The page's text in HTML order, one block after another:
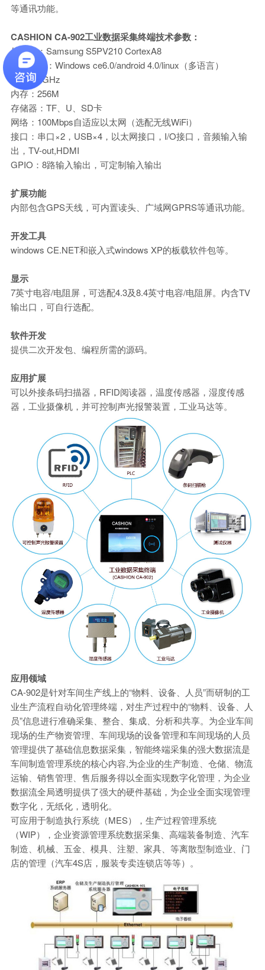
等通讯功能。
CASHION CA-902工业数据采集终端技术参数：
处理器：Samsung S5PV210 CortexA8
操作系统：Windows ce6.0/android 4.0/linux（多语言）
主频：1GHz
内存：256M
存储器：TF、U、SD卡
网络：100Mbps自适应以太网（选配无线WiFi）
接口：串口×2，USB×4，以太网接口，I/O接口，音频输入输
出，TV-out,HDMI
GPIO：8路输入输出，可定制输入输出
扩展功能
内部包含GPS天线，可内置读头、广域网GPRS等通讯功能。
开发工具
windows CE.NET和嵌入式windows XP的板载软件包等。
显示
7英寸电容/电阻屏，可选配4.3及8.4英寸电容/电阻屏。内含TV
输出口，可自行选配。
软件开发
提供二次开发包、编程所需的源码。
应用扩展
可以外接条码扫描器，RFID阅读器，温度传感器，湿度传感
器，工业摄像机，并可控制声光报警装置，工业马达等。
应用领域
CA-902是针对车间生产线上的“物料、设备、人员”而研制的工
业生产流程自动化管理终端，对生产过程中的“物料、设备、人
员”信息进行准确采集、整合、集成、分析和共享。为企业车间
现场的生产物资管理、车间现场的设备管理和车间现场的人员
管理提供了基础信息数据采集，智能终端采集的强大数据流是
车间制造管理系统的核心内容,为企业的生产制造、仓储、物流
运输、销售管理、售后服务得以全面实现数字化管理，为企业
数据流全局透明提供了强大的硬件基础，为企业全面实现管理
数字化，无纸化，透明化。
可应用于制造执行系统（MES），生产过程管理系统
（WIP），企业资源管理系统数据采集、高端装备制造、汽车
制造、机械、五金、模具、注塑、家具、等离散型制造业、门
店的管理（汽车4S店，服装专卖连锁店等等）。